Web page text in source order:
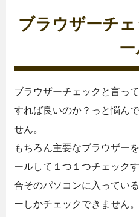
ブラウザーチ
ブラウザーチェックと言っ
すれば良いのか？っと悩ん
せん。
もちろん主要なブラウザー
ールして１つ１つチェック
合そのパソコンに入ってい
ーしかチェックできません。